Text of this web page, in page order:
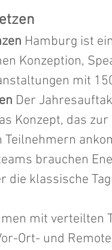
Hamburg ist
Konzeption,
mit
Der
Konzept, das
Teilnehmern
brauchen
die klassische
mit verteilten
Ort- und